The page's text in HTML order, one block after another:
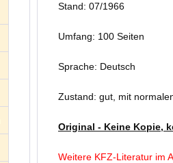
Stand: 07/1966
Umfang: 100 Seiten
Sprache: Deutsch
Zustand: gut, mit
Original - Keine Kopie,
Weitere KFZ-Literatur im